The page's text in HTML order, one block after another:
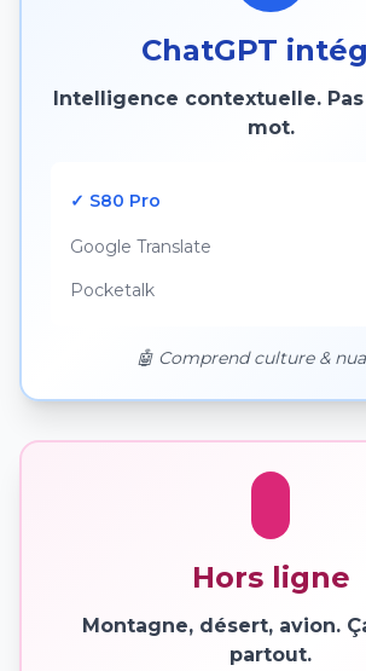
ChatGPT
Intelligence contextuelle.
mot.
✓ S80 Pro
Google Translate
Pocketalk
🤖 Comprend culture &
Hors ligne
Montagne, désert, avion.
partout.